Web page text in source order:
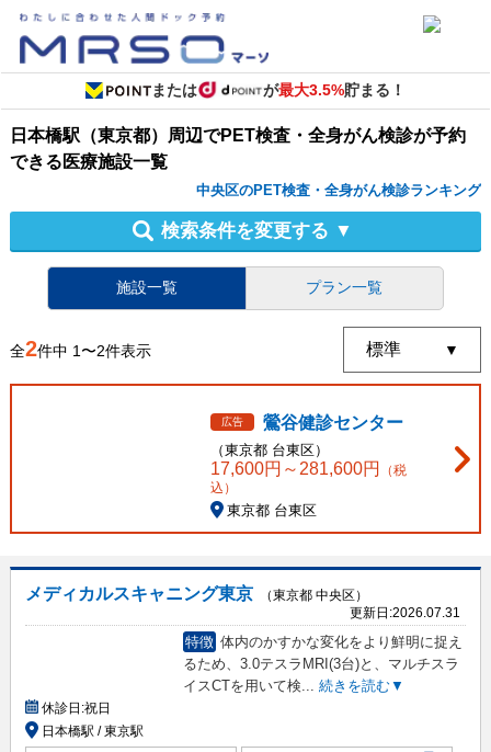
または が最大3.5%貯まる！
日本橋駅（東京都）周辺でPET検査・全身がん検診が予約
できる医療施設一覧
中央区のPET検査・全身がん検診ランキング
検索条件を変更する ▼
施設一覧 プラン一覧
全2件中 1〜2件表示
広告 鶯谷健診センター
（東京都 台東区）
17,600円～281,600円
（税
込）
東京都 台東区
メディカルスキャニング東京
（東京都 中央区）
更新日:2026.07.31
特徴 体内のかすかな変化をより鮮明に捉え
るため、3.0テスラMRI(3台)と、マルチスラ
イスCTを用いて検... 続きを読む▼
休診日:祝日
日本橋駅 / 東京駅